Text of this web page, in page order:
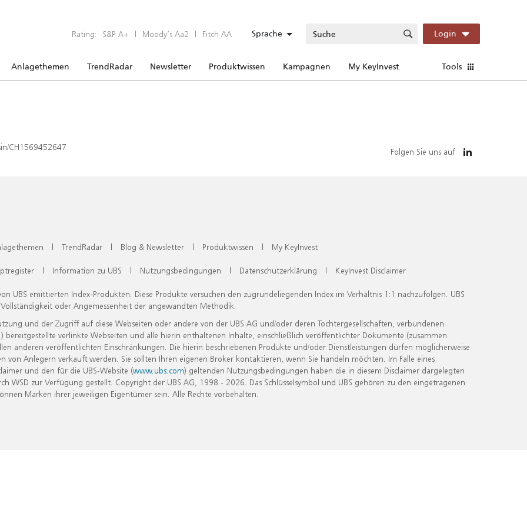
Rating: S&P A+ | Moody’s Aa2 | Fitch AA Sprache Login
Anlagethemen TrendRadar Newsletter Produktwissen Kampagnen My KeyInvest Tools
CH1569452647 Folgen Sie uns auf
| TrendRadar | Blog & Newsletter | Produktwissen | My KeyInvest
| Information zu UBS | Nutzungsbedingungen | Datenschutzerklärung | KeyInvest Disclaimer
UBS emittierten Index-Produkten. Diese Produkte versuchen den zugrundeliegenden Index im Verhältnis 1:1 nachzufolgen. UBS
oder Angemessenheit der angewandten Methodik.
und der Zugriff auf diese Webseiten oder andere von der UBS AG und/oder deren Tochtergesellschaften, verbundenen
verlinkte Webseiten und alle hierin enthaltenen Inhalte, einschließlich veröffentlichter Dokumente (zusammen
anderen veröffentlichten Einschränkungen. Die hierin beschriebenen Produkte und/oder Dienstleistungen dürfen möglicherweise
Anlegern verkauft werden. Sie sollten Ihren eigenen Broker kontaktieren, wenn Sie handeln möchten. Im Falle eines
und den für die UBS-Website (www.ubs.com) geltenden Nutzungsbedingungen haben die in diesem Disclaimer dargelegten
zur Verfügung gestellt. Copyright der UBS AG, 1998 - 2026. Das Schlüsselsymbol und UBS gehören zu den eingetragenen
Marken ihrer jeweiligen Eigentümer sein. Alle Rechte vorbehalten.